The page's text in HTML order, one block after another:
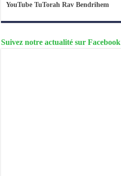
YouTube TuTorah Rav Bendrihem
Suivez notre actualité sur Facebook